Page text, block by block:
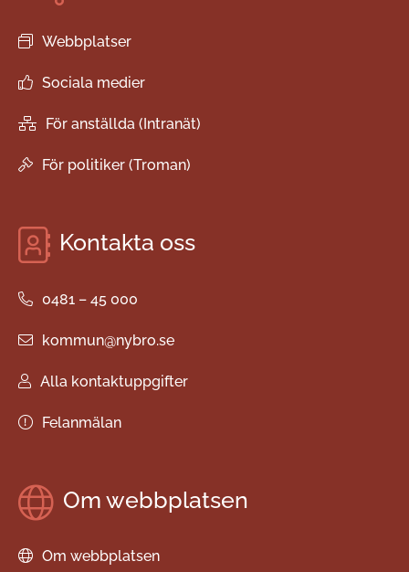
Webbplatser
Sociala medier
För anställda (Intranät)
För politiker (Troman)
Kontakta oss
0481 – 45 000
kommun@nybro.se
Alla kontaktuppgifter
Felanmälan
Om webbplatsen
Om webbplatsen